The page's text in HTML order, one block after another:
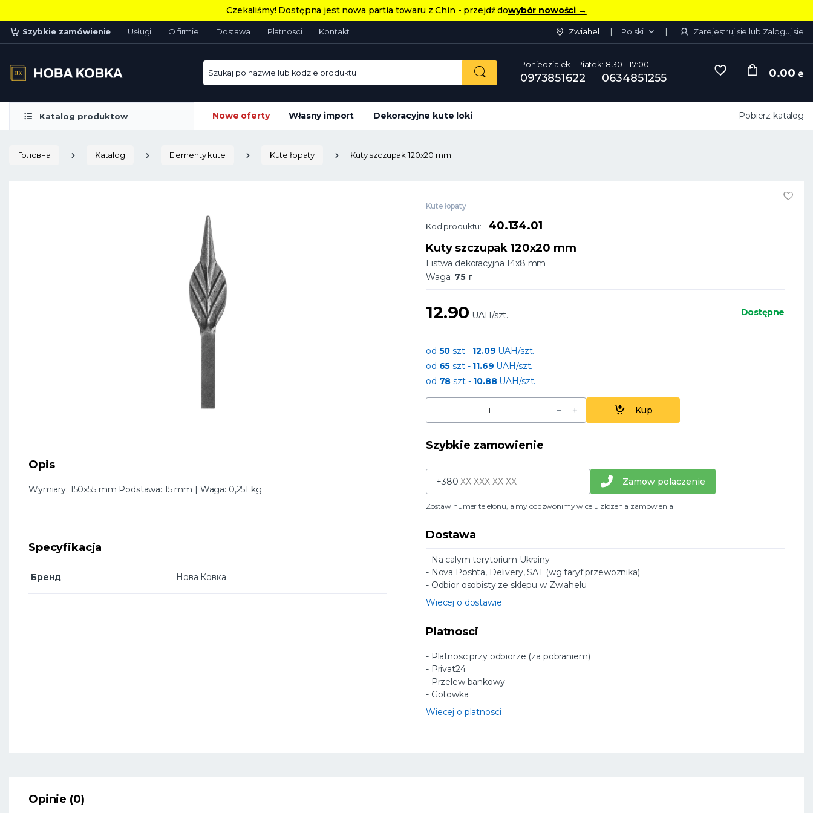
Czekaliśmy! Dostępna jest nowa partia towaru z Chin - przejdź dowybór nowości →
Szybkie zamówienie Usługi O firmie Dostawa Platnosci Kontakt Zwiahel Polski Zarejestruj sie lub Zaloguj sie
Szukaj po nazwie lub kodzie produktu Poniedzialek - Piatek: 8:30 - 17:00
0973851622 0634851255 0.00 ₴
Katalog produktow Nowe oferty Własny import Dekoracyjne kute loki Pobierz katalog
Головна Katalog Elementy kute Kute łopaty Kuty szczupak 120x20 mm
Opis
Wymiary: 150x55 mm Podstawa: 15 mm | Waga: 0,251 kg
Specyfikacja
Бренд Нова Ковка
Kute łopaty
Kod produktu:
40.134.01
Kuty szczupak 120x20 mm
Listwa dekoracyjna 14x8 mm
Waga: 75 г
12.90 UAH/szt. Dostępne
od 50 szt - 12.09 UAH/szt.
od 65 szt - 11.69 UAH/szt.
od 78 szt - 10.88UAH/szt.
Kup
Szybkie zamowienie
+380 Zamow polaczenie
Zostaw numer telefonu, a my oddzwonimy w celu zlozenia zamowienia
Dostawa
- Na calym terytorium Ukrainy
- Nova Poshta, Delivery, SAT (wg taryf przewoznika)
- Odbior osobisty ze sklepu w Zwiahelu
Wiecej o dostawie
Platnosci
- Platnosc przy odbiorze (za pobraniem)
- Privat24
- Przelew bankowy
- Gotowka
Wiecej o platnosci
Opinie (0)